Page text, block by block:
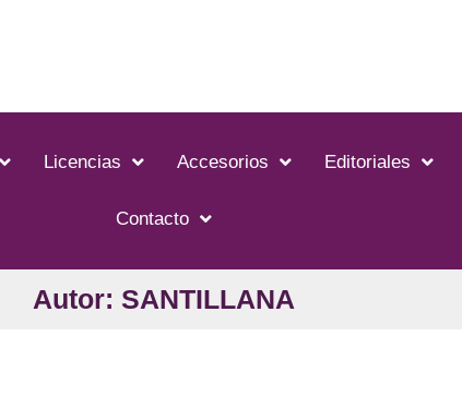
Licencias Accesorios Editoriales
Contacto
Autor: SANTILLANA